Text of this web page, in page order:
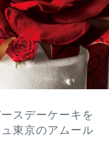
スデーケーキを
東京のアムール